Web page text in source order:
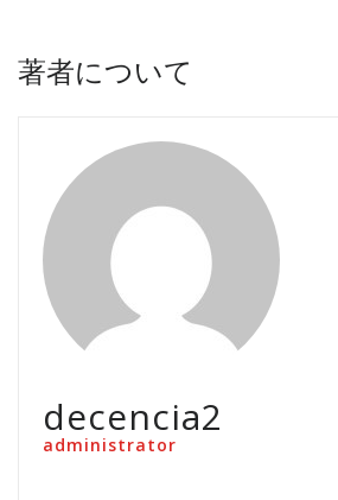
著者について
decencia2
administrator